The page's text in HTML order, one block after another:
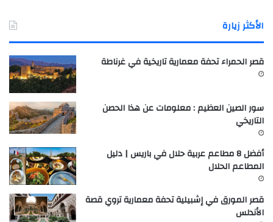
الأكثر زيارة
قصر الحمراء تحفة معمارية تاريخية في غرناطة
سور الصين العظيم : معلومات عن هذا الحصن
التاريخي
أفضل 8 مطاعم عربية حلال في باريس | دليل
المطاعم الحلال
قصر المورق في إشبيلية تحفة معمارية تروي قصة
الأندلس